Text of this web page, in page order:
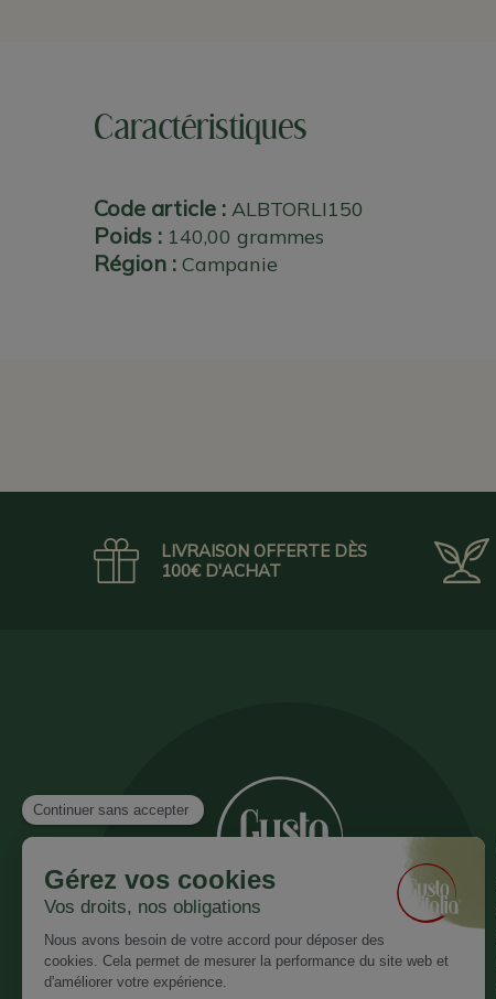
Caractéristiques
Code article : ALBTORLI150
Poids : 140,00 grammes
Région : Campanie
LIVRAISON OFFERTE DÈS
100€ D'ACHAT